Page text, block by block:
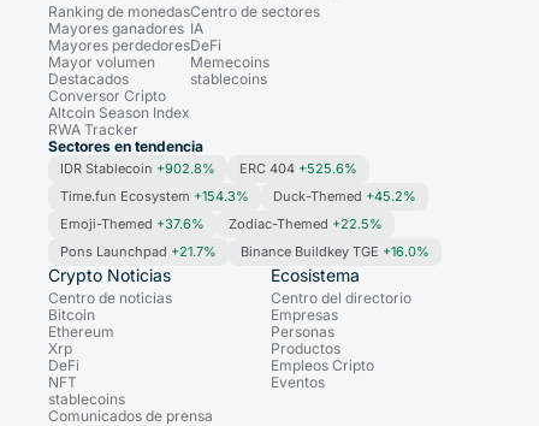
Ranking de monedas
Mayores ganadores
Mayores perdedores
Mayor volumen
Destacados
Conversor Cripto
Altcoin Season Index
RWA Tracker
Centro de sectores
IA
DeFi
Memecoins
stablecoins
Sectores en tendencia
IDR Stablecoin +902.8% ERC 404 +525.6%
Time.fun Ecosystem +154.3% Duck-Themed +45.2%
Emoji-Themed +37.6% Zodiac-Themed +22.5%
Pons Launchpad +21.7% Binance Buildkey TGE +16.0%
Crypto Noticias
Centro de noticias
Bitcoin
Ethereum
Xrp
DeFi
NFT
stablecoins
Comunicados de prensa
Ecosistema
Centro del directorio
Empresas
Personas
Productos
Empleos Cripto
Eventos